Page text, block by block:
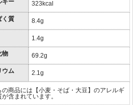
323kcal
く質 8.4g
1.4g
物 69.2g
ウム 2.1g
の商品には【小麦・そば・大豆】のアレルギ
が含まれています。